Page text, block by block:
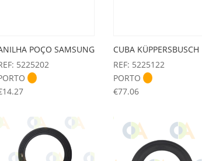
POÇO SAMSUNG
5225202
14.27
CUBA KÜPPERSBUSCH
REF: 5225122
PORTO
€77.06